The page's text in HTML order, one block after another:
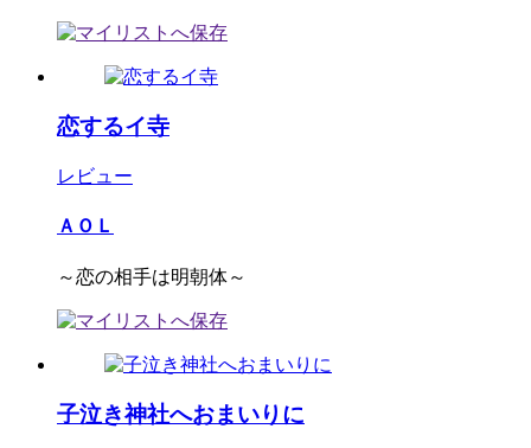
恋するイ寺
レビュー
ＡＯＬ
～恋の相手は明朝体～
子泣き神社へおまいりに